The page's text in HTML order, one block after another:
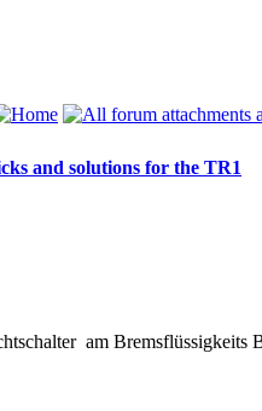
and solutions for the TR1
am Bremsflüssigkeits